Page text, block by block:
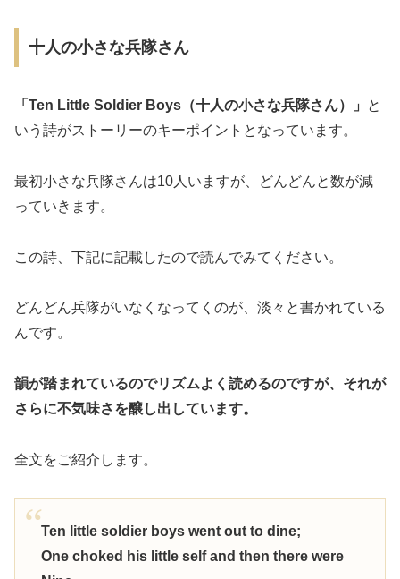
十人の小さな兵隊さん
「Ten Little Soldier Boys（十人の小さな兵隊さん）」
と
いう詩がストーリーのキーポイントとなっています。
最初小さな兵隊さんは10人いますが、どんどんと数が減
っていきます。
この詩、下記に記載したので読んでみてください。
どんどん兵隊がいなくなってくのが、淡々と書かれている
んです。
韻が踏まれているのでリズムよく読めるのですが、それが
さらに不気味さを醸し出しています。
全文をご紹介します。
Ten little soldier boys went out to dine;
One choked his little self and then there were